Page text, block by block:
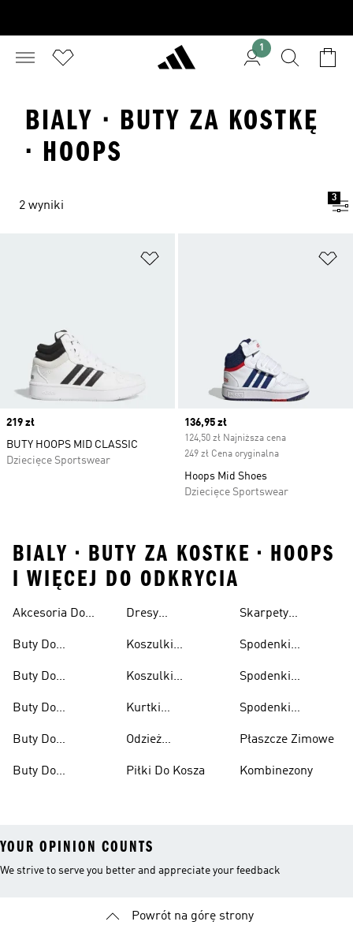
1
BIALY · BUTY ZA KOSTKĘ
· HOOPS
2 wyniki
3
Price
219 zł
BUTY HOOPS MID CLASSIC
Dziecięce Sportswear
Current price
136,95 zł
124,50 zł Najniższa cena
249 zł Cena oryginalna
Hoops Mid Shoes
Dziecięce Sportswear
BIALY • BUTY ZA KOSTKE • HOOPS
I WIĘCEJ DO ODKRYCIA
Akcesoria Do
Buty Do
Buty Do
Damskie
Buty Do
Dzieci
Buty Do
Męskie
Buty Do
Wyprzedaż
Dresy
Koszulki
Koszulki
Dzieci
Kurtki
Odzież
Piłki Do Kosza
Skarpety
Spodenki
Spodenki
Damskie
Spodenki
Męskie
Płaszcze Zimowe
Kombinezony
YOUR OPINION COUNTS
We strive to serve you better and appreciate your feedback
Powrót na górę strony